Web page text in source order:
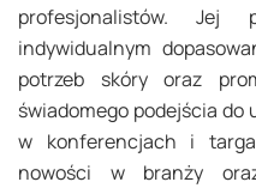
profesjonalistów.
indywidualnym
potrzeb skóry oraz
świadomego podejścia do
w konferencjach i
nowości w branży